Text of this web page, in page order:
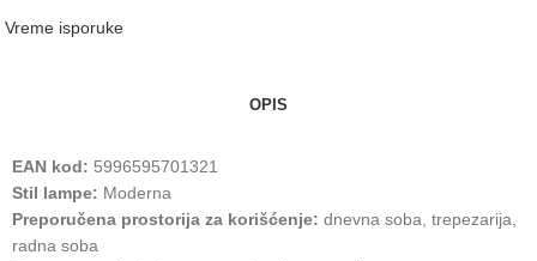
Vreme isporuke
OPIS
EAN kod: 5996595701321
Stil lampe: Moderna
Preporučena prostorija za korišćenje: dnevna soba, trepezarija,
radna soba